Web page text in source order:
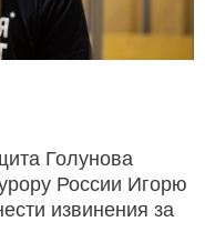
Голунова
России Игорю
извинения за